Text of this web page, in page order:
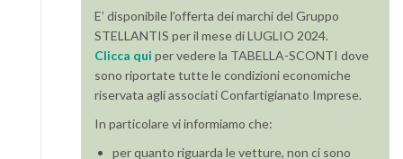
E’ disponibile l’offerta dei marchi del Gruppo
STELLANTIS per il mese di LUGLIO 2024.
Clicca qui per vedere la TABELLA-SCONTI dove
sono riportate tutte le condizioni economiche
riservata agli associati Confartigianato Imprese.
In particolare vi informiamo che:
per quanto riguarda le vetture, non ci sono